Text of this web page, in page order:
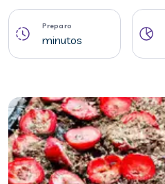
Preparo
minutos